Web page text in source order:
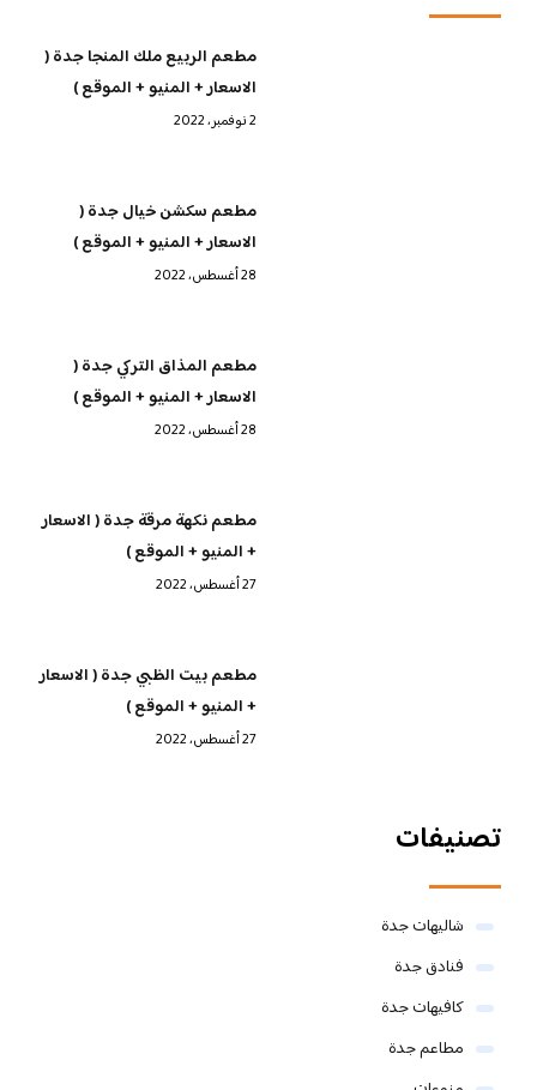
مطعم الربيع ملك المنجا جدة (
الاسعار + المنيو + الموقع )
2 نوفمبر، 2022
مطعم سكشن خيال جدة (
الاسعار + المنيو + الموقع )
28 أغسطس، 2022
مطعم المذاق التركي جدة (
الاسعار + المنيو + الموقع )
28 أغسطس، 2022
مطعم نكهة مرقة جدة ( الاسعار
+ المنيو + الموقع )
27 أغسطس، 2022
مطعم بيت الظبي جدة ( الاسعار
+ المنيو + الموقع )
27 أغسطس، 2022
تصنيفات
شاليهات جدة
فنادق جدة
كافيهات جدة
مطاعم جدة